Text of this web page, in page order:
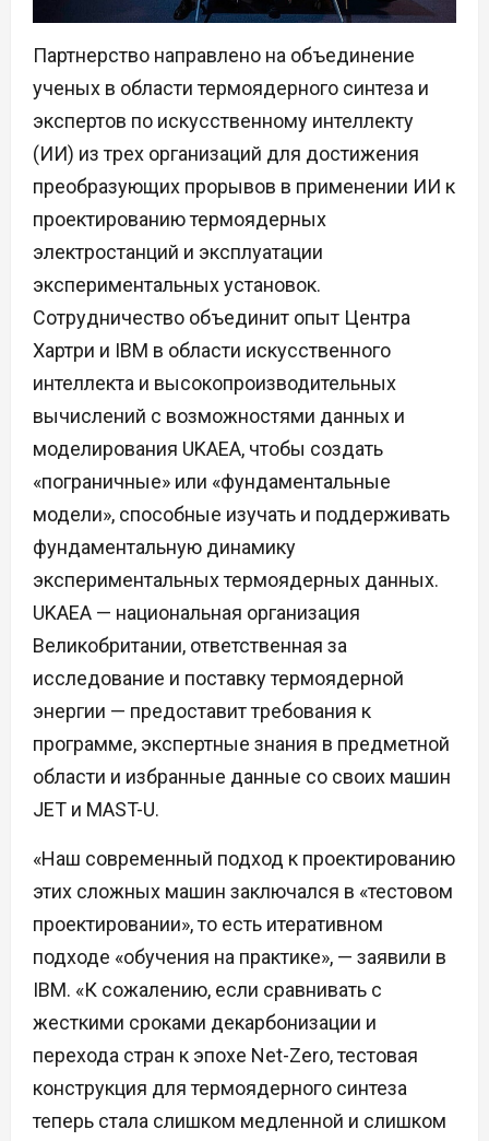
Партнерство направлено на объединение
ученых в области термоядерного синтеза и
экспертов по искусственному интеллекту
(ИИ) из трех организаций для достижения
преобразующих прорывов в применении ИИ к
проектированию термоядерных
электростанций и эксплуатации
экспериментальных установок.
Сотрудничество объединит опыт Центра
Хартри и IBM в области искусственного
интеллекта и высокопроизводительных
вычислений с возможностями данных и
моделирования UKAEA, чтобы создать
«пограничные» или «фундаментальные
модели», способные изучать и поддерживать
фундаментальную динамику
экспериментальных термоядерных данных.
UKAEA — национальная организация
Великобритании, ответственная за
исследование и поставку термоядерной
энергии — предоставит требования к
программе, экспертные знания в предметной
области и избранные данные со своих машин
JET и MAST-U.
«Наш современный подход к проектированию
этих сложных машин заключался в «тестовом
проектировании», то есть итеративном
подходе «обучения на практике», — заявили в
IBM. «К сожалению, если сравнивать с
жесткими сроками декарбонизации и
перехода стран к эпохе Net-Zero, тестовая
конструкция для термоядерного синтеза
теперь стала слишком медленной и слишком